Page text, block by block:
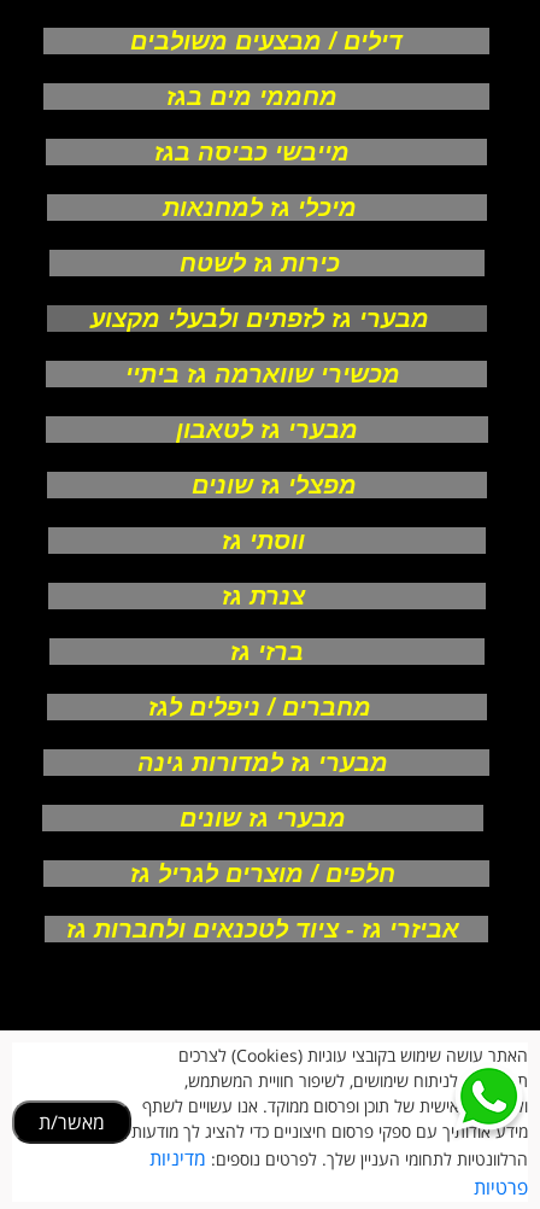
דילים / מבצעים משולבים
מחממי מים בגז
מייבשי כביסה בגז
מיכלי גז למחנאות
כירות גז לשטח
מבערי גז לזפתים ולבעלי מקצוע
מכשירי שווארמה גז ביתיי
מבערי גז לטאבון
מפצלי גז שונים
ווסתי גז
צנרת גז
ברזי גז
מחברים / ניפלים לגז
מבערי גז למדורות גינה
מבערי גז שונים
חלפים / מוצרים לגריל גז
אביזרי גז - ציוד לטכנאים ולחברות גז
צור קשר
תקנון חנות
מעקב הזמנות
החזרות וביטולים
הרשמת לקוחות
הצהרת נגישות
האתר עושה שימוש בקובצי עוגיות (Cookies) לצרכים
תפעוליים, לניתוח שימושים, לשיפור חוויית המשתמש,
ולהתאמה אישית של תוכן ופרסום ממוקד. אנו עשויים לשתף
מידע אודותיך עם ספקי פרסום חיצוניים כדי להציג לך מודעות
הרלוונטיות לתחומי העניין שלך. לפרטים נוספים: מדיניות
פרטיות
מאשר/ת